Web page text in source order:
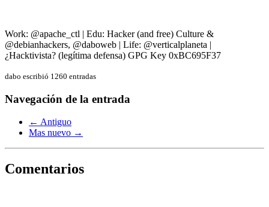
Work: @apache_ctl | Edu: Hacker (and free) Culture &
@debianhackers, @daboweb | Life: @verticalplaneta |
¿Hacktivista? (legítima defensa) GPG Key 0xBC695F37
dabo escribió 1260 entradas
Navegación de la entrada
← Antiguo
Mas nuevo →
Comentarios